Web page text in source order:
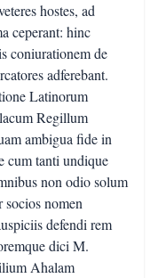
hostes, ad
ceperant: hinc
coniurationem de
adferebant.
Latinorum
Regillum
ambigua fide in
cum tanti undique
non odio solum
socios nomen
defendi rem
dici M.
Ahalam